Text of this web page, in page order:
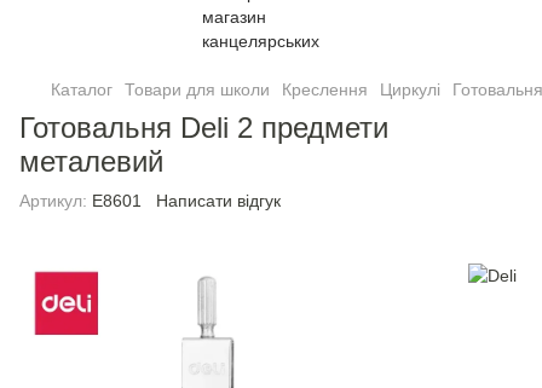
Каталог Товари для школи Креслення Циркулі
Готовальня Deli 2 предмети
металевий
Артикул: E8601 Написати відгук